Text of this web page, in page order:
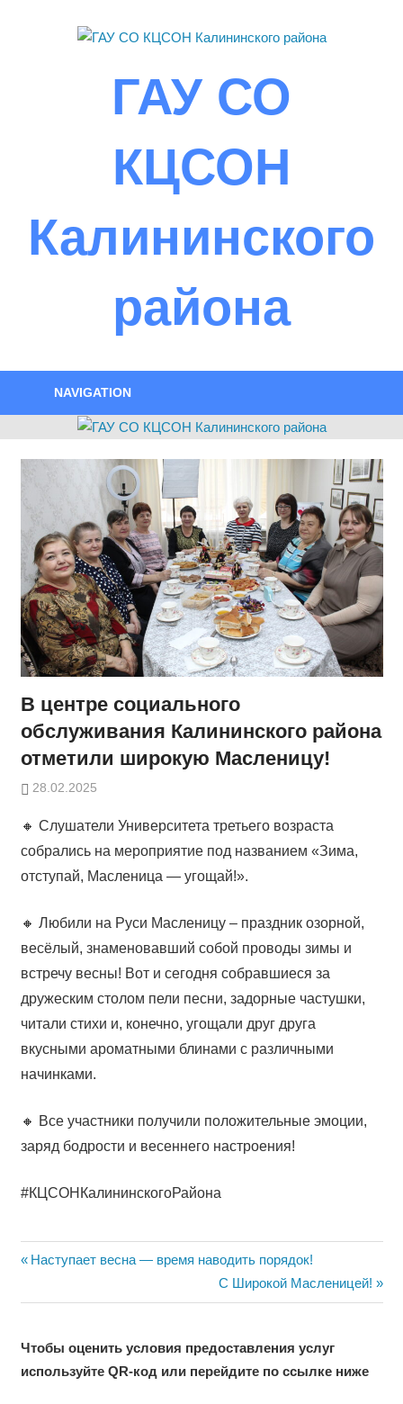
ГАУ СО
КЦСОН
Калининского
района
NAVIGATION
В центре социального
обслуживания Калининского района
отметили широкую Масленицу!
28.02.2025
🔸 Слушатели Университета третьего возраста
собрались на мероприятие под названием «Зима,
отступай, Масленица — угощай!».
🔸 Любили на Руси Масленицу – праздник озорной,
весёлый, знаменовавший собой проводы зимы и
встречу весны! Вот и сегодня собравшиеся за
дружеским столом пели песни, задорные частушки,
читали стихи и, конечно, угощали друг друга
вкусными ароматными блинами с различными
начинками.
🔸 Все участники получили положительные эмоции,
заряд бодрости и весеннего настроения!
#КЦСОНКалининскогоРайона
Навигация
по
Previous
Наступает весна — время наводить порядок!
Next
Post:
С Широкой Масленицей!
Чтобы оценить условия предоставления услуг
используйте QR-код или перейдите по ссылке ниже